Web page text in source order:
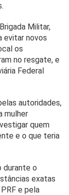
Militar,
evitar novos
os
no resgate, e
Federal
autoridades,
mulher
quem
e o que teria
durante o
exatas
e pela